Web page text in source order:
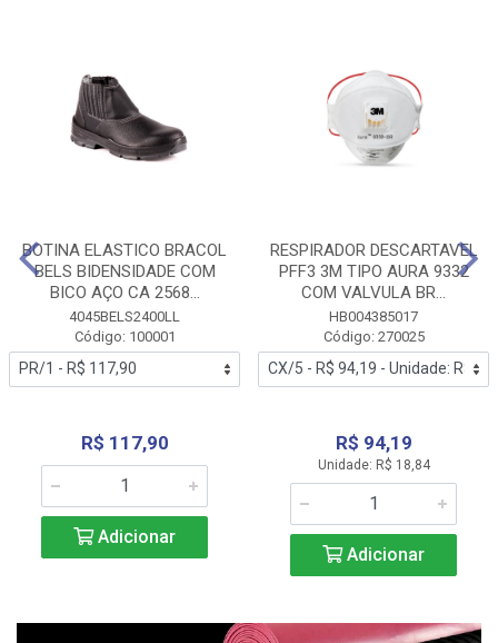
BOTINA ELASTICO BRACOL
BELS BIDENSIDADE COM
BICO AÇO CA 2568...
4045BELS2400LL
Código: 100001
R$ 117,90
Adicionar
RESPIRADOR DESCARTAVEL
PFF3 3M TIPO AURA 9332
COM VALVULA BR...
HB004385017
Código: 270025
R$ 94,19
Unidade: R$ 18,84
Adicionar